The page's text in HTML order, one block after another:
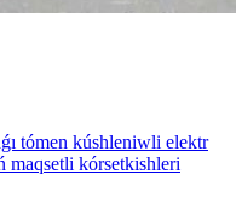
tómen kúshleniwli elektr
maqsetli kórsetkishleri